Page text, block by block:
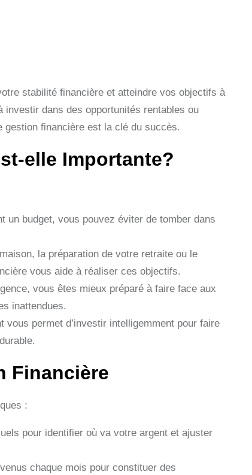
stabilité financière et atteindre vos objectifs à
dans des opportunités rentables ou
gestion financière est la clé du succès.
elle Importante?
un budget, vous pouvez éviter de tomber dans
la préparation de votre retraite ou le
vous aide à réaliser ces objectifs.
vous êtes mieux préparé à faire face aux
inattendues.
vous permet d’investir intelligemment pour faire
Financière
:
pour identifier où va votre argent et ajuster
chaque mois pour constituer des